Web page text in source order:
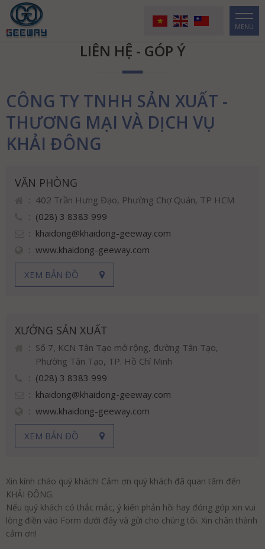
MENU
LIÊN HỆ - GÓP Ý
CÔNG TY TNHH SẢN XUẤT -
THƯƠNG MẠI VÀ DỊCH VỤ
KHẢI ĐÔNG
VĂN PHÒNG
402 Trần Hưng Đạo, Phường Chợ Quán, TP HCM
(028) 3 8383 999
khaidong@khaidong-geeway.com
www.khaidong-geeway.com
XEM BẢN ĐỒ
XƯỞNG SẢN XUẤT
Số 7, KCN Tân Tạo mở rộng, đường Tân Tạo,
Phường Tân Tạo, TP. Hồ Chí Minh
(028) 3 8383 999
khaidong@khaidong-geeway.com
www.khaidong-geeway.com
XEM BẢN ĐỒ
Xin kính chào quý khách! Cảm ơn quý khách đã quan tâm đến
KHẢI ĐÔNG.
Nếu quý khách có thắc mắc, ý kiến phản hồi hay đóng góp xin vui
lòng điền vào Form dưới đây và gửi cho chúng tôi. Xin chân thành
cảm ơn!